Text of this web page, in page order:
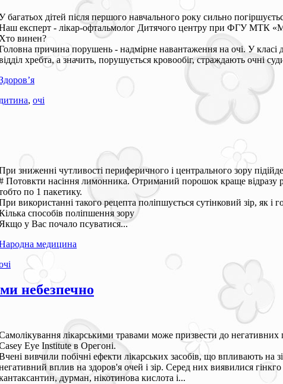
багатьох дітей після першого навчального року сильно
експерт - лікар-офтальмолог Дитячого центру при ФГУ МТК
Хто винен?
причина порушень - надмірне навантаження на очі. У
хребта, а значить, порушується кровообіг, страждають очні
дитина, очі
зниженні чутливості периферичного і центрального зору
Потовкти насіння лимонника. Отриманий порошок краще відразу
по 1 пакетику.
використанні такого рецепта поліпшується сутінковий зір, як
способів поліпшення зору
у Вас почало псуватися...
медицина
небезпечно
лікарськими травами може призвести до
Eye Institute в Орегоні.
вивчили побічні ефекти лікарських засобів, що впливають
вплив на здоров'я очей і зір. Серед них виявилися
дурман, нікотинова кислота і...